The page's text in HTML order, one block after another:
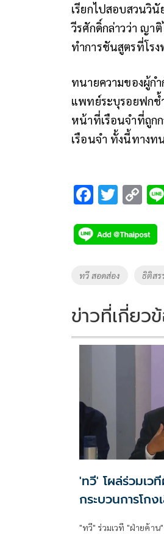
เรียกไปสอบสวนวินั
วีรศักดิ์กล่าวว่า ญา
ทำการชันสูตรที่โร
ทนายความของผู้ก
แพทย์ระบุรอยฟกช้ำ
หน้าที่เรือนจำที่ถูก
เรือนจำ ทั้งนี้ทางท
F
e
b
o
k
T
tt
er
C
p
y
Li
k
Tags
ทวี สอดส่อง ธิติส
ข่าวที่เกี่ยว
'ทวี' โผล่ร่วมเว
กระบวนการโก
"ทวี" ร่วมเวที "ฝ่ายค้าน